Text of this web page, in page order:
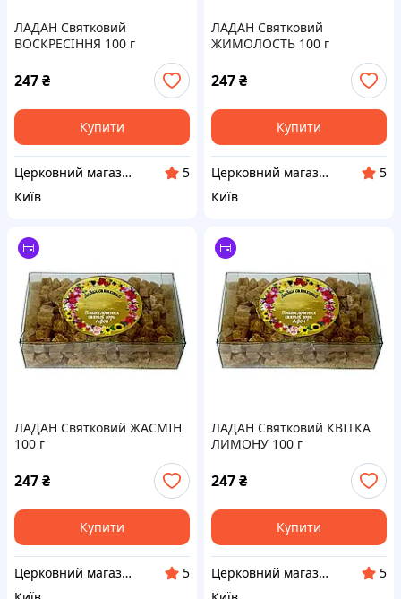
ЛАДАН Святковий
ВОСКРЕСІННЯ 100 г
247₴
Купити
Церковний магазин "АФОН"
5
Київ
ЛАДАН Святковий
ЖИМОЛОСТЬ 100 г
247₴
Купити
Церковний магазин "АФОН"
5
Київ
ЛАДАН Святковий ЖАСМІН
100 г
247₴
Купити
Церковний магазин "АФОН"
5
ЛАДАН Святковий КВІТКА
ЛИМОНУ 100 г
247₴
Купити
Церковний магазин "АФОН"
5